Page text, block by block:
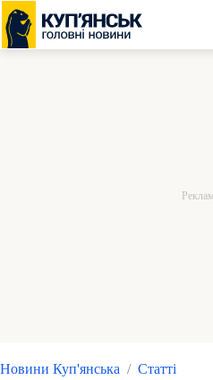
Перейти
до
вмісту
Новини Куп'янська / Статті